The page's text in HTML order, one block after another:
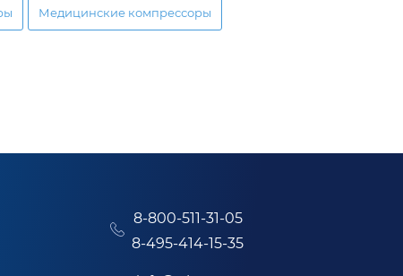
Медицинские компрессоры
8-800-511-31-05
8-495-414-15-35